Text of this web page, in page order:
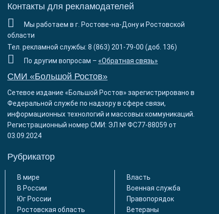
Контакты для рекламодателей
Мы работаем в г. Ростове-на-Дону и Ростовской
области
Тел. рекламной службы: 8 (863) 201-79-00 (доб. 136)
По другим вопросам – «Обратная связь»
СМИ «Большой Ростов»
Сетевое издание «Большой Ростов» зарегистрировано в
Федеральной службе по надзору в сфере связи,
информационных технологий и массовых коммуникаций.
Регистрационный номер СМИ: ЭЛ № ФС77-88059 от
03.09.2024
Рубрикатор
В мире
В России
Юг России
Ростовская область
Власть
Военная служба
Правопорядок
Ветераны